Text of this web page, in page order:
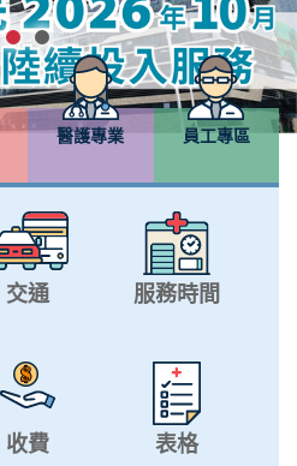
醫護專業 員工專區
交通 服務時間
收費 表格